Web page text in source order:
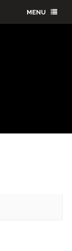
MENU